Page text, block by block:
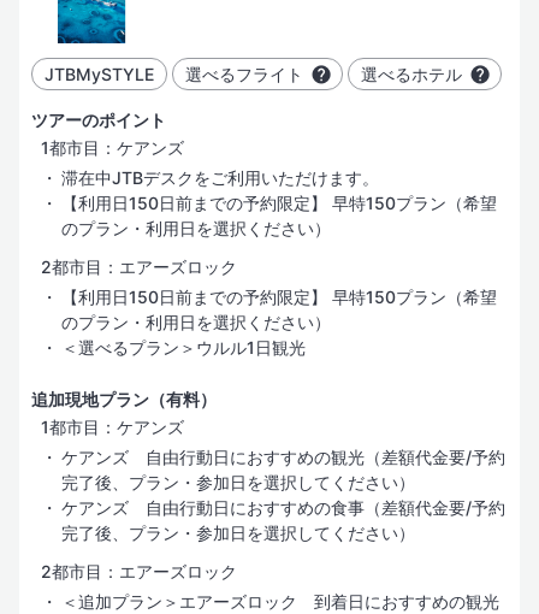
JTBMySTYLE 選べるフライト 選べるホテル
ツアーのポイント
1都市目：ケアンズ
滞在中JTBデスクをご利用いただけます。
【利用日150日前までの予約限定】 早特150プラン（希望
のプラン・利用日を選択ください）
2都市目：エアーズロック
【利用日150日前までの予約限定】 早特150プラン（希望
のプラン・利用日を選択ください）
＜選べるプラン＞ウルル1日観光
追加現地プラン（有料）
1都市目：ケアンズ
ケアンズ 自由行動日におすすめの観光（差額代金要/予約
完了後、プラン・参加日を選択してください）
ケアンズ 自由行動日におすすめの食事（差額代金要/予約
完了後、プラン・参加日を選択してください）
2都市目：エアーズロック
＜追加プラン＞エアーズロック 到着日におすすめの観光